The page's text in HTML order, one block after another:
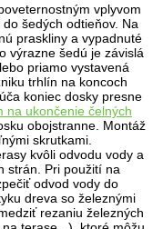
vplyvom
šedých odtieňov. Na
praskliny a vypadnuté
výrazne šedú je závislá
priamo vystavená
trhlín na koncoch
koniec dosky presne
na ukončenie čelných
obojstranne. Montáž
skrutkami.
kvôli odvodu vody a
strán. Pri použití na
odvod vody do
dreva so železnými
rezaniu železných